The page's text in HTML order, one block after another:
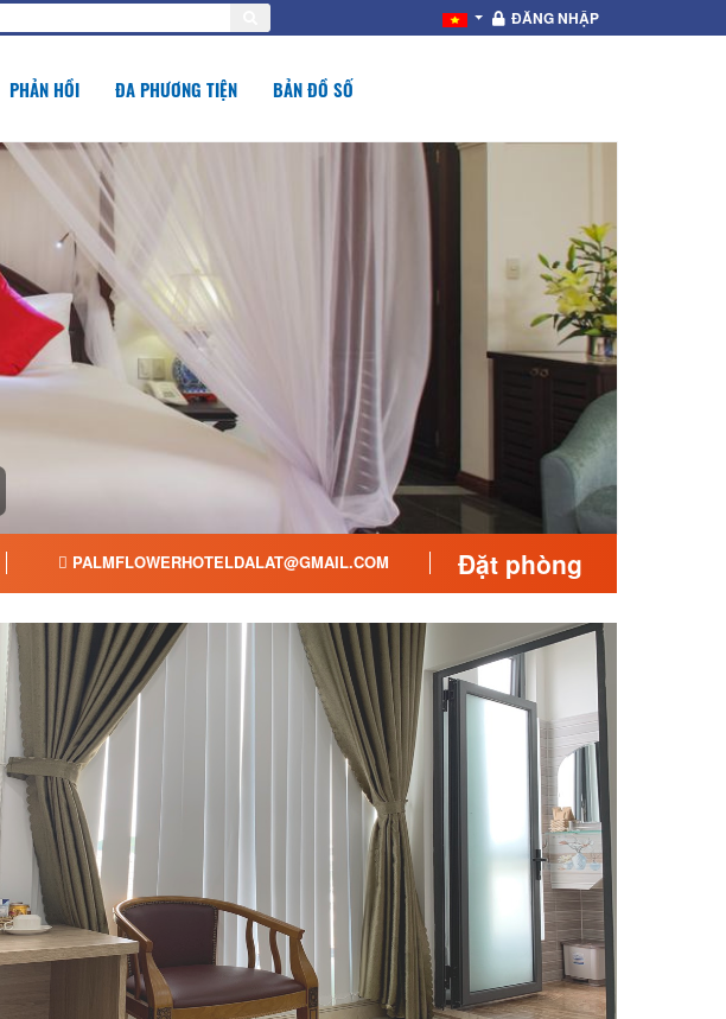
ĐĂNG NHẬP
PHẢN HỒI ĐA PHƯƠNG TIỆN BẢN ĐỒ SỐ
PALMFLOWERHOTELDALAT@GMAIL.COM Đặt phòng